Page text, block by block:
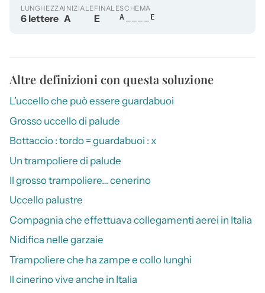
LUNGHEZZA
6 lettere
INIZIALE
A
FINALE
E
SCHEMA
A____E
Altre definizioni con questa soluzione
L’uccello che può essere guardabuoi
Grosso uccello di palude
Bottaccio : tordo = guardabuoi : x
Un trampoliere di palude
Il grosso trampoliere… cenerino
Uccello palustre
Compagnia che effettuava collegamenti aerei in Italia
Nidifica nelle garzaie
Trampoliere che ha zampe e collo lunghi
Il cinerino vive anche in Italia